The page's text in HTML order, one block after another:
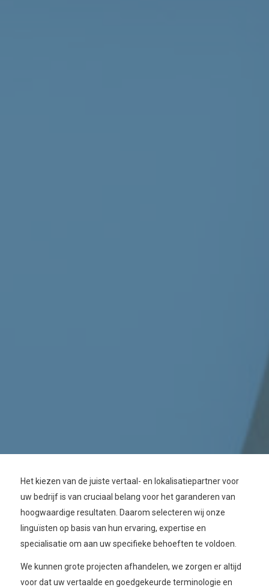
Het kiezen van de juiste vertaal- en lokalisatiepartner voor
uw bedrijf is van cruciaal belang voor het garanderen van
hoogwaardige resultaten. Daarom selecteren wij onze
linguïsten op basis van hun ervaring, expertise en
specialisatie om aan uw specifieke behoeften te voldoen.
We kunnen grote projecten afhandelen, we zorgen er altijd
voor dat uw vertaalde en goedgekeurde terminologie en